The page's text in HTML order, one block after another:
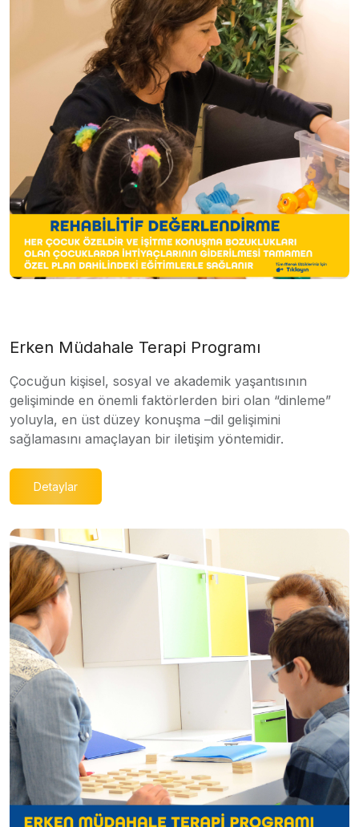
Erken Müdahale Terapi Programı
Çocuğun kişisel, sosyal ve akademik yaşantısının
gelişiminde en önemli faktörlerden biri olan “dinleme”
yoluyla, en üst düzey konuşma –dil gelişimini
sağlamasını amaçlayan bir iletişim yöntemidir.
Detaylar